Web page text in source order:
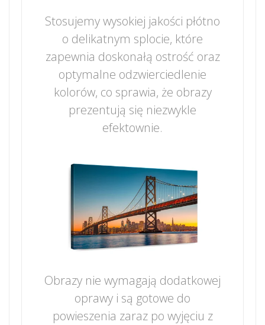
Stosujemy wysokiej jakości płótno
o delikatnym splocie, które
zapewnia doskonałą ostrość oraz
optymalne odzwierciedlenie
kolorów, co sprawia, że obrazy
prezentują się niezwykle
efektownie.
Obrazy nie wymagają dodatkowej
oprawy i są gotowe do
powieszenia zaraz po wyjęciu z